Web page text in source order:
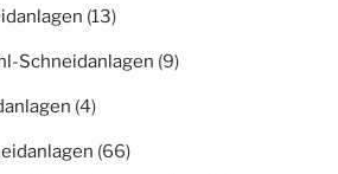
(13)
Schneidanlagen (9)
(4)
(66)